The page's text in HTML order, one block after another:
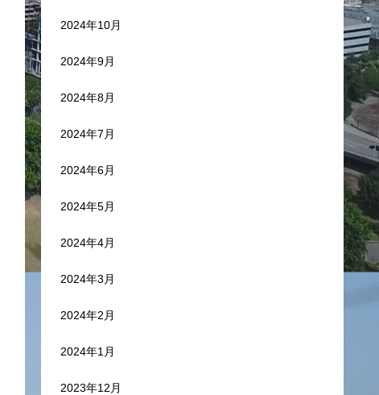
2024年10月
2024年9月
2024年8月
2024年7月
2024年6月
2024年5月
2024年4月
2024年3月
2024年2月
2024年1月
2023年12月